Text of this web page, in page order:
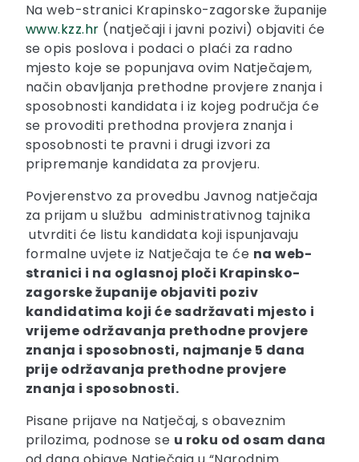
Na web-stranici Krapinsko-zagorske županije
www.kzz.hr (natječaji i javni pozivi) objaviti će
se opis poslova i podaci o plaći za radno
mjesto koje se popunjava ovim Natječajem,
način obavljanja prethodne provjere znanja i
sposobnosti kandidata i iz kojeg područja će
se provoditi prethodna provjera znanja i
sposobnosti te pravni i drugi izvori za
pripremanje kandidata za provjeru.
Povjerenstvo za provedbu Javnog natječaja
za prijam u službu administrativnog tajnika
utvrditi će listu kandidata koji ispunjavaju
formalne uvjete iz Natječaja te će na web-
stranici i na oglasnoj ploči Krapinsko-
zagorske županije objaviti poziv
kandidatima koji će sadržavati mjesto i
vrijeme održavanja prethodne provjere
znanja i sposobnosti, najmanje 5 dana
prije održavanja prethodne provjere
znanja i sposobnosti.
Pisane prijave na Natječaj, s obaveznim
prilozima, podnose se u roku od osam dana